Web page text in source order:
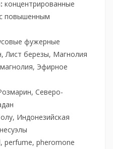
концентрированные
повышенным
фужерные
Лист березы, Магнолия
Эфирное
Северо-
Индонезийская
perfume, pheromone